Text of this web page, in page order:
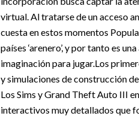
virtual. Al tratarse de un acceso
cuesta en estos momentos
países ‘arenero’, y por tanto es
imaginación para jugar.Los
y simulaciones de construcción
Los Sims y Grand Theft Auto III
interactivos muy detallados que